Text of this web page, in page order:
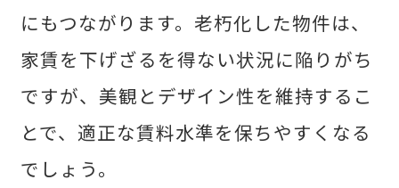
にもつながります。老朽化した物件は、
家賃を下げざるを得ない状況に陥りがち
ですが、美観とデザイン性を維持するこ
とで、適正な賃料水準を保ちやすくなる
でしょう。